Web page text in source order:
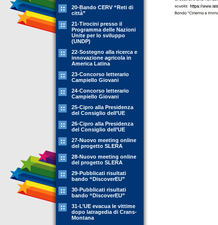
20-Bando CERV “Reti di
città”
21-Tirocini presso il
Programma delle Nazioni
Unite per lo sviluppo
(UNDP)
22-Sostegno alla ricerca e
innovazione agricola in
America Latina
23-Concorso letterario
Campiello Giovani
24-Concorso letterario
Campiello Giovani
25-Cipro alla Presidenza
del Consiglio dell’UE
26-Cipro alla Presidenza
del Consiglio dell’UE
27-Nuovo meeting online
del progetto SLERA
28-Nuovo meeting online
del progetto SLERA
29-Pubblicati risultati
bando “DiscoverEU”
30-Pubblicati risultati
bando “DiscoverEU”
31-L’UE evacua le vittime
dopo latragedia di Crans-
Montana